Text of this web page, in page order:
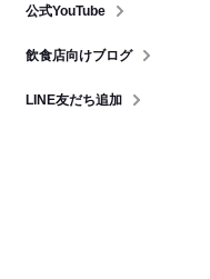
公式YouTube
飲食店向けブログ
LINE友だち追加